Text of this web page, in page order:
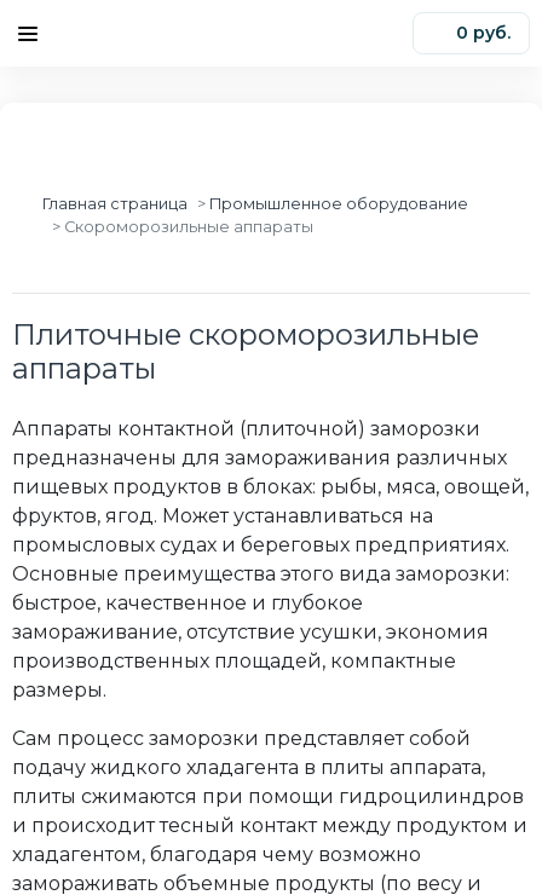
0 руб.
Главная страница
Промышленное оборудование
Скороморозильные аппараты
Плиточные скороморозильные
аппараты
Аппараты контактной (плиточной) заморозки
предназначены для замораживания различных
пищевых продуктов в блоках: рыбы, мяса, овощей,
фруктов, ягод. Может устанавливаться на
промысловых судах и береговых предприятиях.
Основные преимущества этого вида заморозки:
быстрое, качественное и глубокое
замораживание, отсутствие усушки, экономия
производственных площадей, компактные
размеры.
Сам процесс заморозки представляет собой
подачу жидкого хладагента в плиты аппарата,
плиты сжимаются при помощи гидроцилиндров
и происходит тесный контакт между продуктом и
хладагентом, благодаря чему возможно
замораживать объемные продукты (по весу и